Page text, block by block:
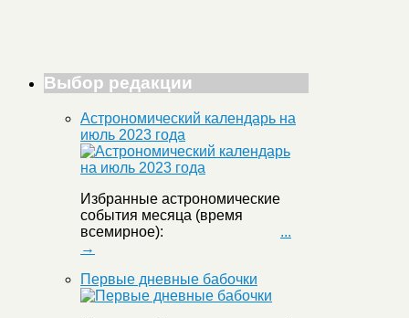
Выбор редакции
Астрономический календарь на
июль 2023 года
Избранные астрономические
события месяца (время
всемирное): ...
→
Первые дневные бабочки